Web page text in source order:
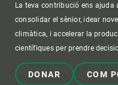
La teva contribució ens
consolidar el sènior, idear
climàtica, i accelerar la
científiques per prendre
DONAR COM